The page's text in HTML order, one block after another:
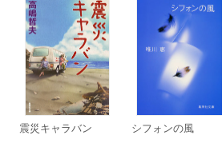
震災キャラバン シフォンの風